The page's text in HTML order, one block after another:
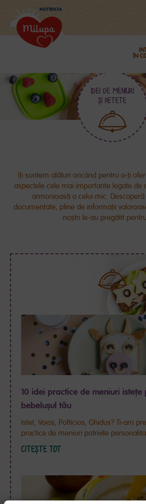
ÎN
IDEI DE MENIURI
ȘI RETETE
Îți suntem alături oricând pentru a-ți
aspectele cele mai importante legate de
armonioasă a celui mic.
documentate, pline de informații
noștri le-au pregătit
10 idei practice de meniuri istețe
bebelușul tău
Istet, Voios, Pofticios, Ghidus? Ti-am
practice de meniuri potrivite
CITEȘTE TOT